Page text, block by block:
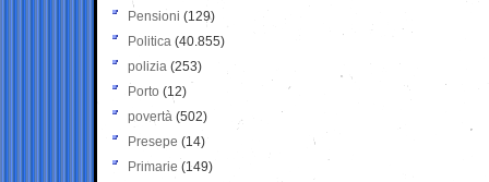
Pensioni (129)
Politica (40.855)
polizia (253)
Porto (12)
povertà (502)
Presepe (14)
Primarie (149)